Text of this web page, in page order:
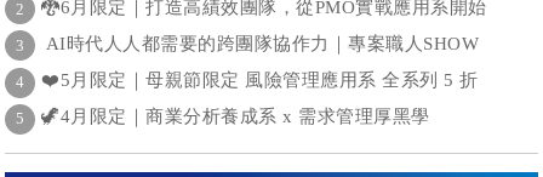
2 🐉6月限定｜打造高績效團隊，從PMO實戰應用系開始
3 AI時代人人都需要的跨團隊協作力｜專案職人SHOW
4 ❤️5月限定｜母親節限定 風險管理應用系 全系列 5 折
5 🦖4月限定｜商業分析養成系 x 需求管理厚黑學